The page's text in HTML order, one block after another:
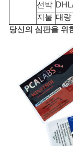
선박
지불 대량
당신의 심판을 위